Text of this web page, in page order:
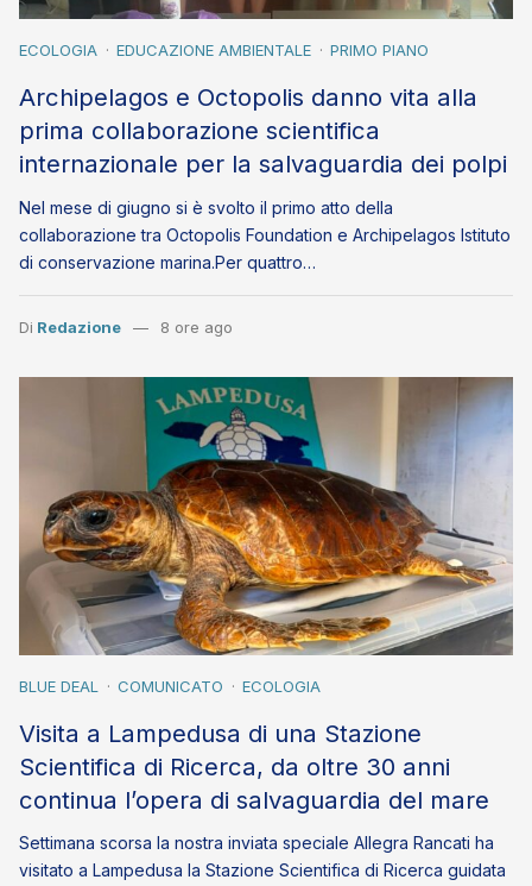
ECOLOGIA EDUCAZIONE AMBIENTALE PRIMO PIANO
Archipelagos e Octopolis danno vita alla
prima collaborazione scientifica
internazionale per la salvaguardia dei polpi
Nel mese di giugno si è svolto il primo atto della
collaborazione tra Octopolis Foundation e Archipelagos Istituto
di conservazione marina.Per quattro…
Di Redazione 8 ore ago
BLUE DEAL COMUNICATO ECOLOGIA
Visita a Lampedusa di una Stazione
Scientifica di Ricerca, da oltre 30 anni
continua l’opera di salvaguardia del mare
Settimana scorsa la nostra inviata speciale Allegra Rancati ha
visitato a Lampedusa la Stazione Scientifica di Ricerca guidata